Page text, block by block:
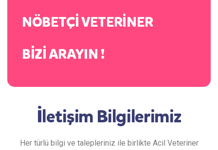
NÖBETÇİ VETERİNER
BİZİ ARAYIN !
İletişim Bilgilerimiz
Her türlü bilgi ve talepleriniz ile birlikte Acil Veteriner